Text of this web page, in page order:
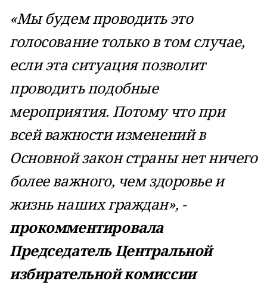
«Мы будем проводить это
голосование только в том случае,
если эта ситуация позволит
проводить подобные
мероприятия. Потому что при
всей важности изменений в
Основной закон страны нет ничего
более важного, чем здоровье и
жизнь наших граждан», -
прокомментировала
Председатель Центральной
избирательной комиссии